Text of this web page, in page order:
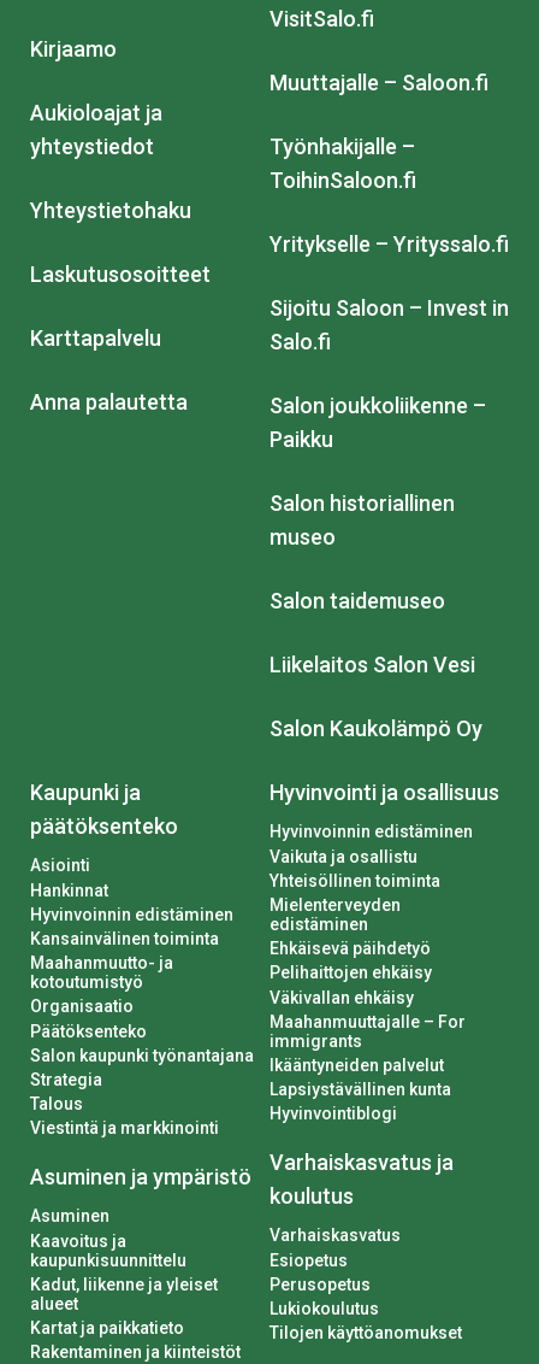
Kirjaamo
Aukioloajat ja
yhteystiedot
Yhteystietohaku
Laskutusosoitteet
Karttapalvelu
Anna palautetta
VisitSalo.fi
Muuttajalle – Saloon.fi
Työnhakijalle –
ToihinSaloon.fi
Yritykselle – Yrityssalo.fi
Sijoitu Saloon – Invest in
Salo.fi
Salon joukkoliikenne –
Paikku
Salon historiallinen
museo
Salon taidemuseo
Liikelaitos Salon Vesi
Salon Kaukolämpö Oy
Kaupunki ja
päätöksenteko
Asiointi
Hankinnat
Hyvinvoinnin edistäminen
Kansainvälinen toiminta
Maahanmuutto- ja
kotoutumistyö
Organisaatio
Päätöksenteko
Salon kaupunki työnantajana
Strategia
Talous
Viestintä ja markkinointi
Asuminen ja ympäristö
Asuminen
Kaavoitus ja
kaupunkisuunnittelu
Kadut, liikenne ja yleiset
alueet
Kartat ja paikkatieto
Rakentaminen ja kiinteistöt
Hyvinvointi ja osallisuus
Hyvinvoinnin edistäminen
Vaikuta ja osallistu
Yhteisöllinen toiminta
Mielenterveyden
edistäminen
Ehkäisevä päihdetyö
Pelihaittojen ehkäisy
Väkivallan ehkäisy
Maahanmuuttajalle – For
immigrants
Ikääntyneiden palvelut
Lapsiystävällinen kunta
Hyvinvointiblogi
Varhaiskasvatus ja
koulutus
Varhaiskasvatus
Esiopetus
Perusopetus
Lukiokoulutus
Tilojen käyttöanomukset